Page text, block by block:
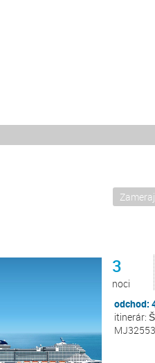
3
noci
odchod:
itinerár: